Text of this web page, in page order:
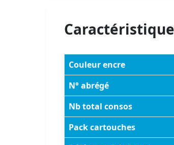
Couleur encre
N° abrégé
Nb total consos
Pack cartouches